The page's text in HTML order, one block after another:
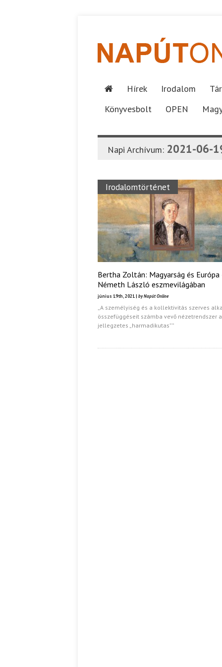
Hírek Irodalom
Könyvesbolt
OPEN
Napi Archívum: 2021-06-
Irodalomtörténet
Bertha Zoltán: Magyarság és Európa
Németh László eszmevilágában
június 19th, 2021 | by Napút Online
„A személyiség és a kollektivitás szerves
összefüggéseit számba vevő nézetrendszer a
jellegzetes „harmadikutas””